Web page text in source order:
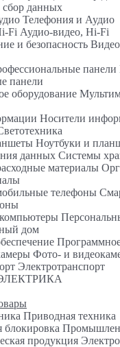
данных
Телефония и Аудио
Аудио-видео, Hi-Fi
панели
Носители
Ноутбуки и
Системы
дом
Фото- и
Электротранспорт
Приводная техника